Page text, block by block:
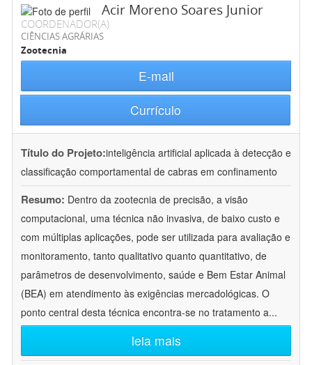
Acir Moreno Soares Junior
COORDENADOR(A)
CIÊNCIAS AGRÁRIAS
Zootecnia
E-mail
Currículo
Título do Projeto:inteligência artificial aplicada à detecção e
classificação comportamental de cabras em confinamento
Resumo: Dentro da zootecnia de precisão, a visão
computacional, uma técnica não invasiva, de baixo custo e
com múltiplas aplicações, pode ser utilizada para avaliação e
monitoramento, tanto qualitativo quanto quantitativo, de
parâmetros de desenvolvimento, saúde e Bem Estar Animal
(BEA) em atendimento às exigências mercadológicas. O
ponto central desta técnica encontra-se no tratamento a...
leia mais